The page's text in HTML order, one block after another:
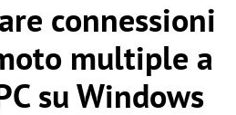
connessioni
multiple a
su Windows